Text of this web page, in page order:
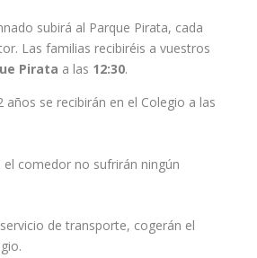
subirá al Parque Pirata, cada
Las familias recibiréis a vuestros
Pirata a las 12:30.
se recibirán en el Colegio a las
el comedor no sufrirán ningún
de transporte, cogerán el